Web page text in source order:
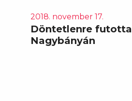
2018. november 17.
Döntetlenre futotta
Nagybányán